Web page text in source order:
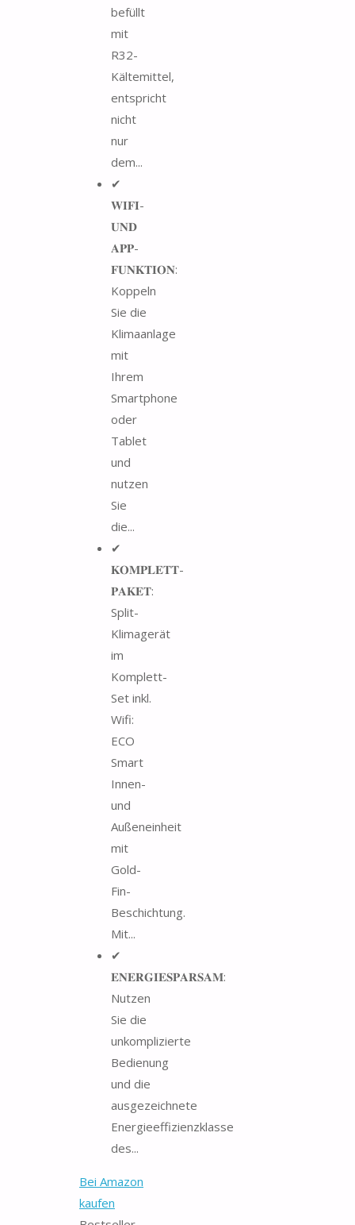
befüllt
mit
R32-
Kältemittel,
entspricht
nicht
nur
dem...
✔
𝐖𝐈𝐅𝐈-
𝐔𝐍𝐃
𝐀𝐏𝐏-
𝐅𝐔𝐍𝐊𝐓𝐈𝐎𝐍:
Koppeln
Sie die
Klimaanlage
mit
Ihrem
Smartphone
oder
Tablet
und
nutzen
Sie
die...
✔
𝐊𝐎𝐌𝐏𝐋𝐄𝐓𝐓-
𝐏𝐀𝐊𝐄𝐓:
Split-
Klimagerät
im
Komplett-
Set inkl.
Wifi:
ECO
Smart
Innen-
und
Außeneinheit
mit
Gold-
Fin-
Beschichtung.
Mit...
✔
𝐄𝐍𝐄𝐑𝐆𝐈𝐄𝐒𝐏𝐀𝐑𝐒𝐀𝐌:
Nutzen
Sie die
unkomplizierte
Bedienung
und die
ausgezeichnete
Energieeffizienzklasse
des...
Bei Amazon
kaufen